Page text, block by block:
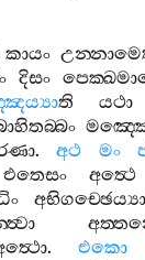
කායං
දිසං
ති යථා
.අථ මං
එතෙසං අත්‍ථෙ
. එකො